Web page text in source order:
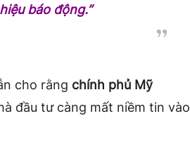
báo động.”
cho rằng chính phủ Mỹ
đầu tư càng mất niềm tin vào